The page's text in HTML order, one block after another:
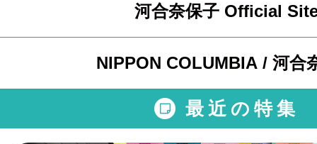
河合奈保子 Official
NIPPON COLUMBIA / 河合
最近の特集